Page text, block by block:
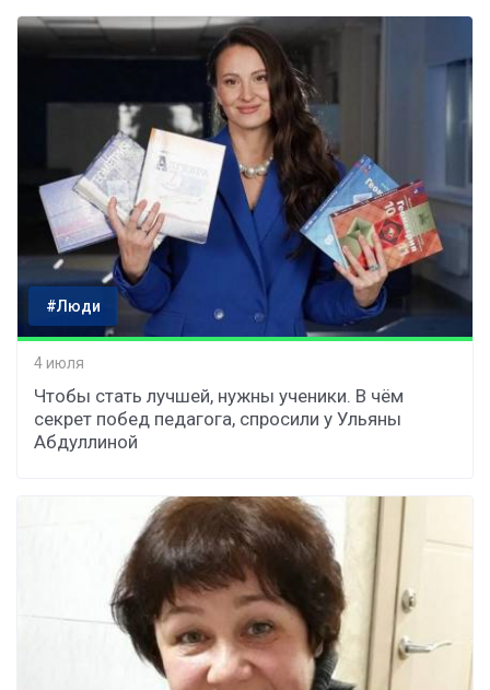
#Люди
4 июля
Чтобы стать лучшей, нужны ученики. В чём
секрет побед педагога, спросили у Ульяны
Абдуллиной